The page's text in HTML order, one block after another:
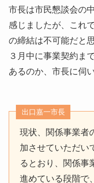
市長は市民懇談会の
感じましたが、これ
の締結は不可能だと
３月中に事業契約ま
あるのか、市長に伺い
出口嘉一市長
現状、関係事業者
加させていただい
るとおり、関係事
進めている段階で